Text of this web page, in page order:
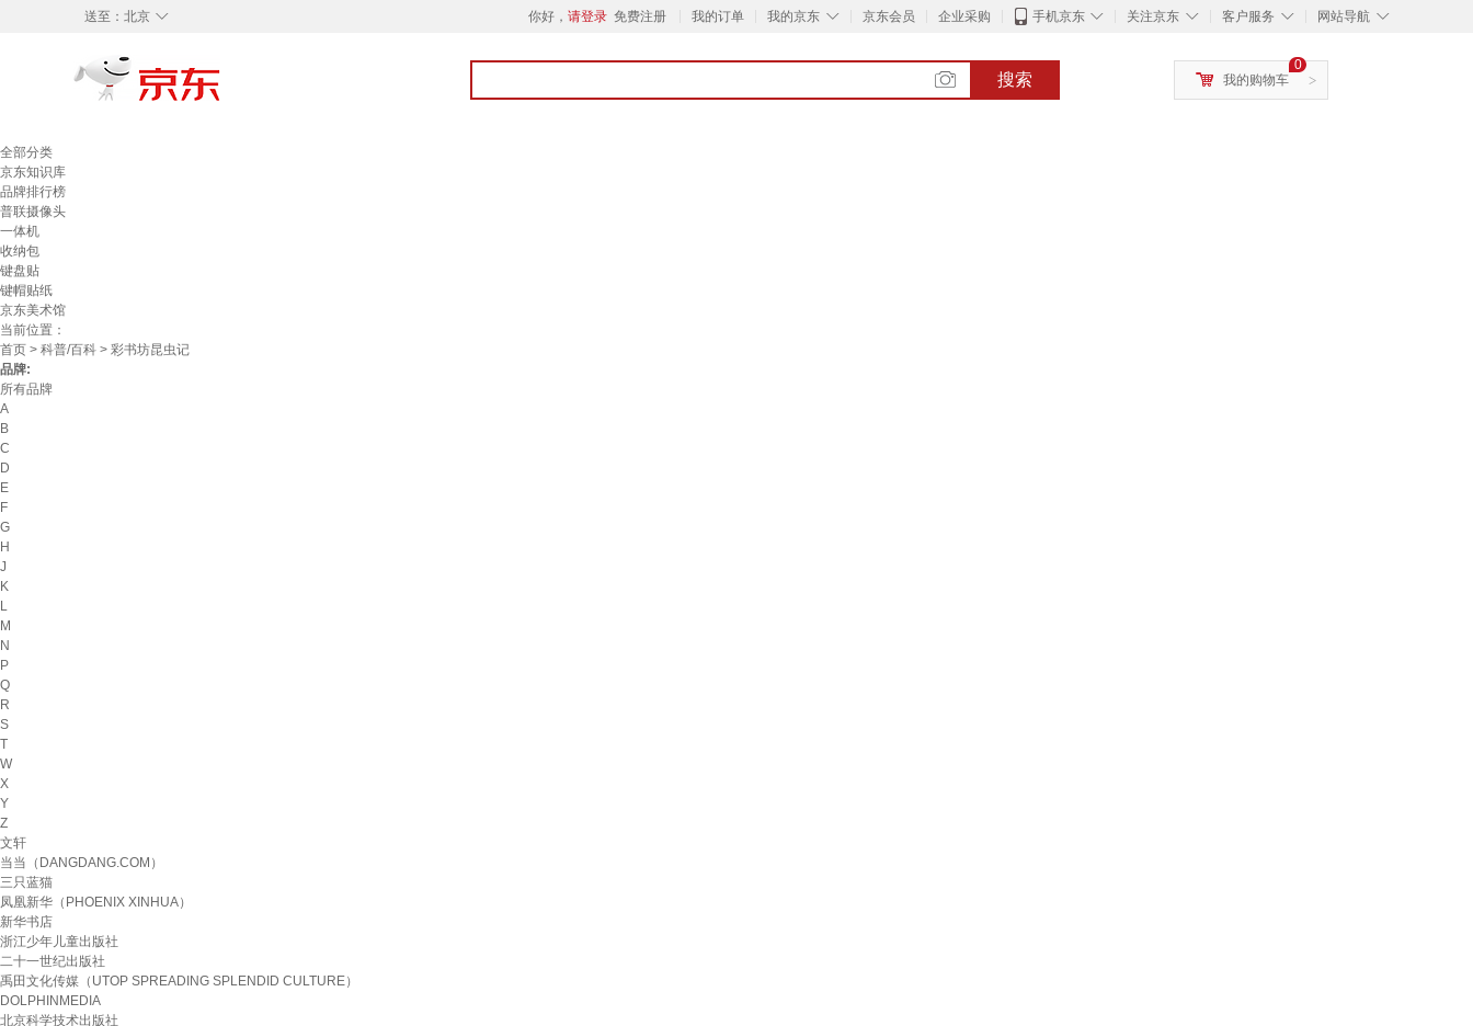
◇
送至： 北京 你好， 请登录 免费注册 我的订单 ◇
我的京东 京东会员 企业采购 ◇
手机京东 ◇
关注京东 ◇
客户服务 ◇
网站导航
搜索 >
0
我的购物车
全部分类
京东知识库
品牌排行榜
普联摄像头
一体机
收纳包
键盘贴
键帽贴纸
京东美术馆
当前位置：
首页 > 科普/百科 > 彩书坊昆虫记
品牌:
所有品牌
A
B
C
D
E
F
G
H
J
K
L
M
N
P
Q
R
S
T
W
X
Y
Z
文轩
当当（DANGDANG.COM）
三只蓝猫
凤凰新华（PHOENIX XINHUA）
新华书店
浙江少年儿童出版社
二十一世纪出版社
禹田文化传媒（UTOP SPREADING SPLENDID CULTURE）
DOLPHINMEDIA
北京科学技术出版社